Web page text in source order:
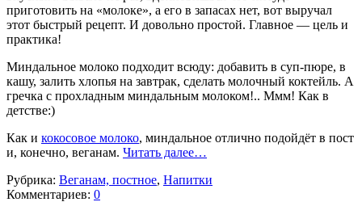
приготовить на «молоке», а его в запасах нет, вот выручал
этот быстрый рецепт. И довольно простой. Главное — цель и
практика!
Миндальное молоко подходит всюду: добавить в суп-пюре, в
кашу, залить хлопья на завтрак, сделать молочный коктейль. А
гречка с прохладным миндальным молоком!.. Ммм! Как в
детстве:)
Как и кокосовое молоко, миндальное отлично подойдёт в пост
и, конечно, веганам. Читать далее…
Рубрика: Веганам, постное, Напитки
Комментариев: 0